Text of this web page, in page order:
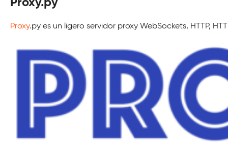
Proxy.py
Proxy.py es un ligero servidor proxy WebSockets, HTTP,